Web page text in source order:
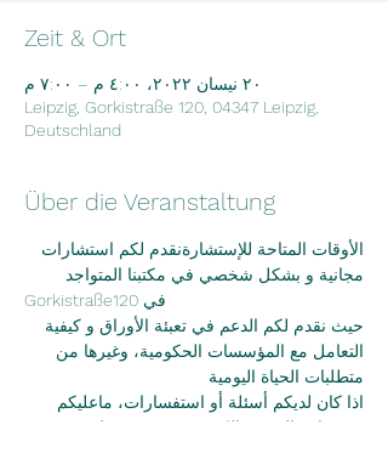
Zeit & Ort
٢٠ نيسان ٢٠٢٢، ٤:٠٠ م – ٧:٠٠ م
Leipzig, Gorkistraße 120, 04347 Leipzig,
Deutschland
Über die Veranstaltung
الأوقات المتاحة للإستشارةنقدم لكم استشارات
مجانية و بشكل شخصي في مكتبنا المتواجد
Gorkistraße120 في
حيث نقدم لكم الدعم في تعبئة الأوراق و كيفية
التعامل مع المؤسسات الحكومية، وغيرها من
متطلبات الحياة اليومية
اذا كان لديكم أسئلة أو استفسارات، ماعليكم
سوى إرسال بريد الكتروني عبر موقعنا